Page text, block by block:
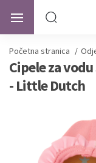
Početna stranica /
Cipele za
- Little Dutch